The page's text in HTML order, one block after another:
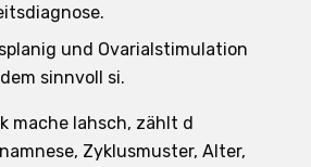
und Ovarialstimulation
sinnvoll si.
mache lahsch, zählt d
Zyklusmuster, Alter,